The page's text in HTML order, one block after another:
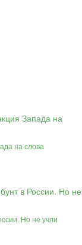
на слова
Но не учли